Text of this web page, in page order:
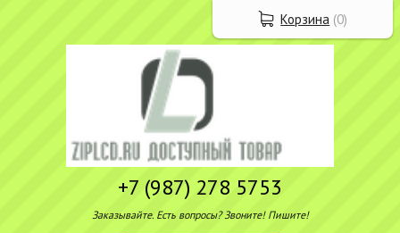
+7 (987) 278 5753
Заказывайте. Есть вопросы? Звоните! Пишите!
Корзина (0)